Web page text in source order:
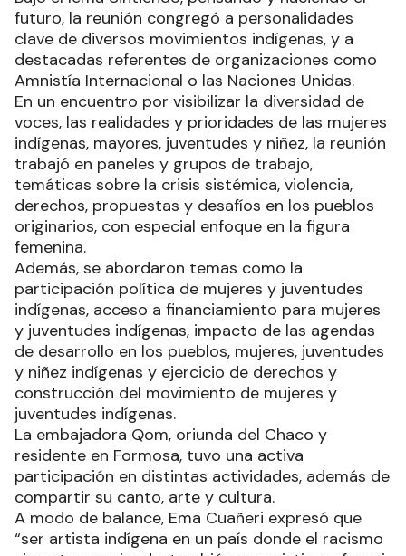
futuro, la reunión congregó a personalidades
clave de diversos movimientos indígenas, y a
destacadas referentes de organizaciones como
Amnistía Internacional o las Naciones Unidas.
En un encuentro por visibilizar la diversidad de
voces, las realidades y prioridades de las mujeres
indígenas, mayores, juventudes y niñez, la reunión
trabajó en paneles y grupos de trabajo,
temáticas sobre la crisis sistémica, violencia,
derechos, propuestas y desafíos en los pueblos
originarios, con especial enfoque en la figura
femenina.
Además, se abordaron temas como la
participación política de mujeres y juventudes
indígenas, acceso a financiamiento para mujeres
y juventudes indígenas, impacto de las agendas
de desarrollo en los pueblos, mujeres, juventudes
y niñez indígenas y ejercicio de derechos y
construcción del movimiento de mujeres y
juventudes indígenas.
La embajadora Qom, oriunda del Chaco y
residente en Formosa, tuvo una activa
participación en distintas actividades, además de
compartir su canto, arte y cultura.
A modo de balance, Ema Cuañeri expresó que
“ser artista indígena en un país donde el racismo